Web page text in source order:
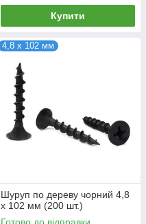
Купити
4,8 х 102 мм
Шуруп по дереву чорний 4,8
х 102 мм (200 шт.)